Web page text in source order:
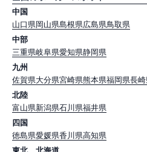
中国
山口県岡山県島根県広島県鳥取県
中部
三重県岐阜県愛知県静岡県
九州
佐賀県大分県宮崎県熊本県福岡県長
北陸
富山県新潟県石川県福井県
四国
徳島県愛媛県香川県高知県